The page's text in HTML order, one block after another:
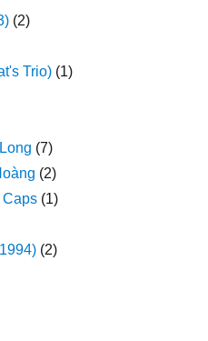
(2)
Trio) (1)
(7)
(2)
Caps (1)
(2)